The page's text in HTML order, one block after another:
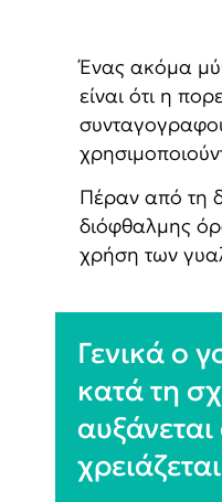
Ένας ακόμα
είναι ότι η
Πέραν από τη
διόφθαλμης
χρήση των
Γενικά ο
κατά τη